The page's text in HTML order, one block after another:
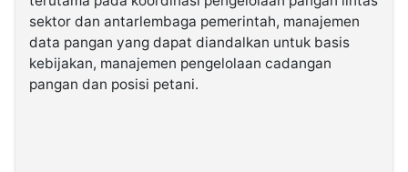
sektor dan antarlembaga pemerintah, manajemen
data pangan yang dapat diandalkan untuk basis
kebijakan, manajemen pengelolaan cadangan
pangan dan posisi petani.